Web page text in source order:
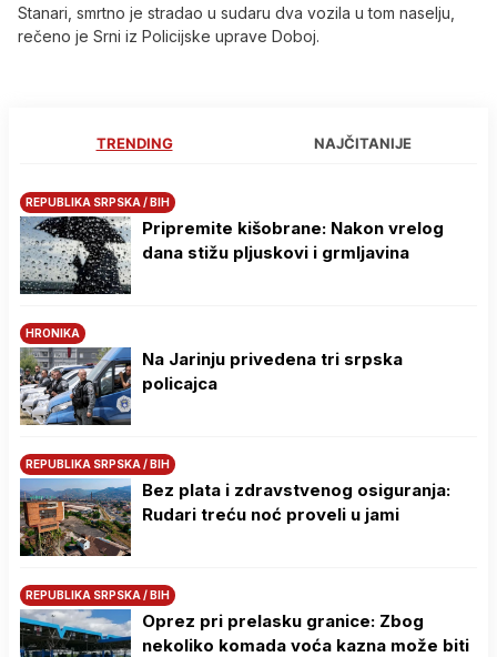
Stanari, smrtno je stradao u sudaru dva vozila u tom naselju,
rečeno je Srni iz Policijske uprave Doboj.
TRENDING NAJČITANIJE
REPUBLIKA SRPSKA / BIH
Pripremite kišobrane: Nakon vrelog
dana stižu pljuskovi i grmljavina
HRONIKA
Na Јarinju privedena tri srpska
policajca
REPUBLIKA SRPSKA / BIH
Bez plata i zdravstvenog osiguranja:
Rudari treću noć proveli u jami
REPUBLIKA SRPSKA / BIH
Oprez pri prelasku granice: Zbog
nekoliko komada voća kazna može biti